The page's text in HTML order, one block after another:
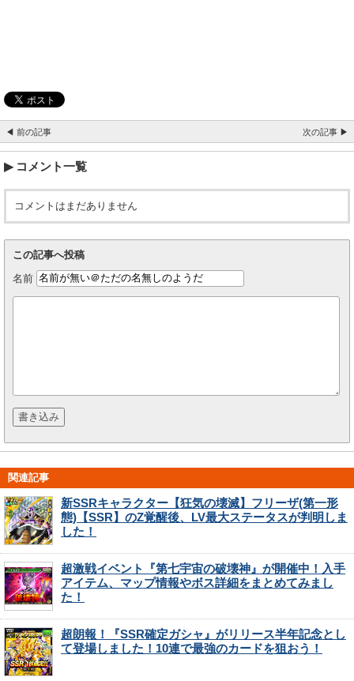
◀ 前の記事 次の記事 ▶
コメント一覧
コメントはまだありません
この記事へ投稿
名前
関連記事
新SSRキャラクター【狂気の壊滅】フリーザ(第一形
態)【SSR】のZ覚醒後、LV最大ステータスが判明しま
した！
超激戦イベント『第七宇宙の破壊神』が開催中！入手
アイテム、マップ情報やボス詳細をまとめてみまし
た！
超朗報！『SSR確定ガシャ』がリリース半年記念とし
て登場しました！10連で最強のカードを狙おう！